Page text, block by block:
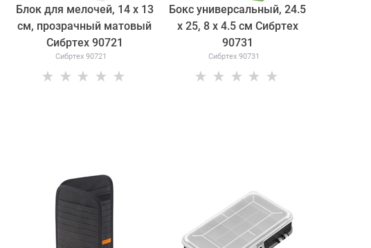
Блок для мелочей, 14 x 13
см, прозрачный матовый
Сибртех 90721
Сибртех 90721
Бокс универсальный, 24.5
х 25, 8 х 4.5 cм Сибртех
90731
Сибртех 90731